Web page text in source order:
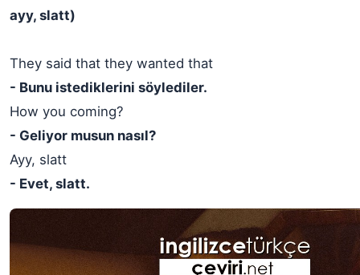
ayy, slatt)
They said that they wanted that
- Bunu istediklerini söylediler.
How you coming?
- Geliyor musun nasıl?
Ayy, slatt
- Evet, slatt.